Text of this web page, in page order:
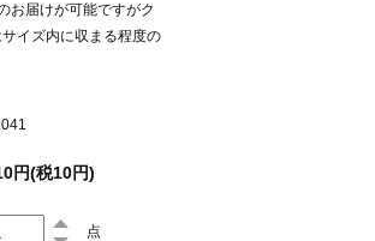
お届けが可能ですがク
イズ内に収まる程度の
円(税10円)
点